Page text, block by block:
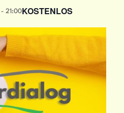
- 21:00KOSTENLOS